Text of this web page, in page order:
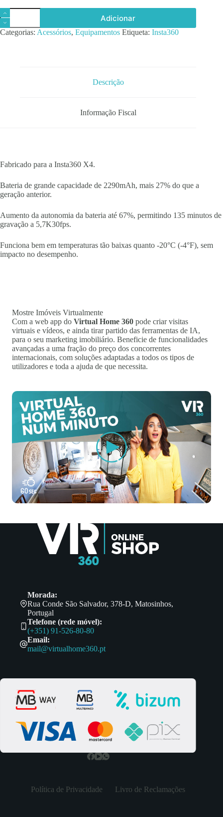
Quantidade
de
Insta360
X4
Adicionar
Categorias: Acessórios, Equipamentos Etiqueta: Insta360
Descrição
Informação Fiscal
Fabricado para a Insta360 X4.
Bateria de grande capacidade de 2290mAh, mais 27% do que a
geração anterior.
Aumento da autonomia da bateria até 67%, permitindo 135 minutos de
gravação a 5,7K30fps.
Funciona bem em temperaturas tão baixas quanto -20°C (-4°F), sem
impacto no desempenho.
Mostre Imóveis Virtualmente
Com a web app do Virtual Home 360 pode criar visitas
virtuais e vídeos, e ainda tirar partido das ferramentas de IA,
para o seu marketing imobiliário. Beneficie de funcionalidades
avançadas a uma fração do preço dos concorrentes
internacionais, com soluções adaptadas a todos os tipos de
utilizadores e toda a ajuda de que necessita.
Morada:
Rua Conde São Salvador, 378-D, Matosinhos,
Portugal
Telefone (rede móvel):
(+351) 91-526-80-80
Email:
mail@virtualhome360.pt
Política de Privacidade Livro de Reclamações